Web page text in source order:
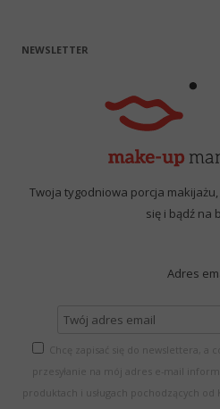
NEWSLETTER
Twoja tygodniowa porcja
się i bądź na
Adres
Chcę zapisać się do newslettera, a
przesyłanie na mój adres e-mail
produktach i usługach pochodzących od